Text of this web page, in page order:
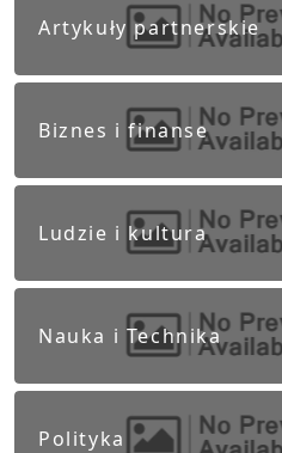
Artykuły partnerskie
Biznes i finanse
Ludzie i kultura
Nauka i Technika
Polityka